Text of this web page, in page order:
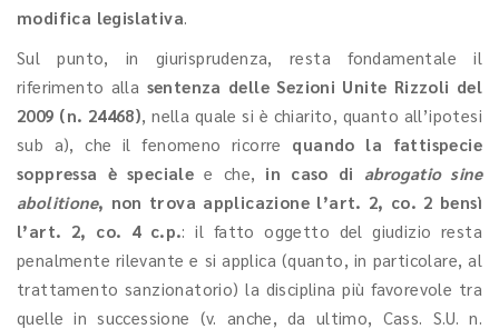
modifica legislativa.
Sul punto, in giurisprudenza, resta fondamentale il
riferimento alla sentenza delle Sezioni Unite Rizzoli del
2009 (n. 24468), nella quale si è chiarito, quanto all’ipotesi
sub a), che il fenomeno ricorre quando la fattispecie
soppressa è speciale e che, in caso di abrogatio sine
abolitione, non trova applicazione l’art. 2, co. 2 bensì
l’art. 2, co. 4 c.p.: il fatto oggetto del giudizio resta
penalmente rilevante e si applica (quanto, in particolare, al
trattamento sanzionatorio) la disciplina più favorevole tra
quelle in successione (v. anche, da ultimo, Cass. S.U. n.